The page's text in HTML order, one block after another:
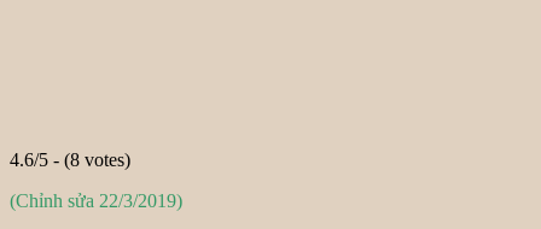
4.6/5 - (8 votes)
(Chỉnh sửa 22/3/2019)